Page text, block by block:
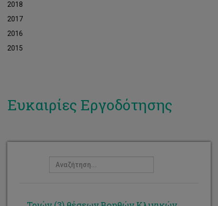
2018
2017
2016
2015
Ευκαιρίες Εργοδότησης